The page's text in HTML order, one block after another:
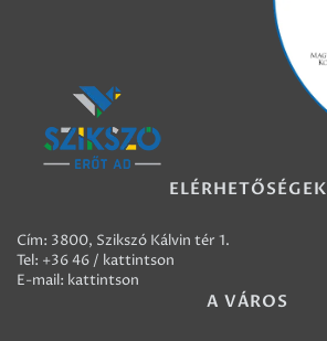
ELÉRHETŐSÉGEK
Cím: 3800, Szikszó Kálvin tér 1.
Tel: +36 46 / kattintson
E-mail: kattintson
A VÁROS